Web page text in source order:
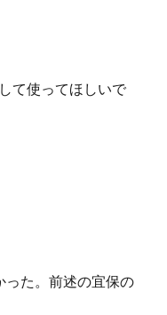
て使ってほしいで
った。前述の宜保の